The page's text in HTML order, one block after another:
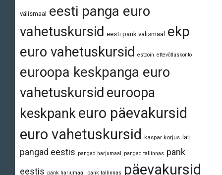
välismaal
eesti panga euro
vahetuskursid eesti pank välismaal
ekp
euro vahetuskursid estcoin ettevõtluskonto
euroopa keskpanga euro
vahetuskursid euroopa
keskpankeuro päevakursid
euro vahetuskursid kaspar korjus läti
pangad eestis pangad harjumaal pangad tallinnas pank
eestis pank harjumaal pank tallinnas päevakursid